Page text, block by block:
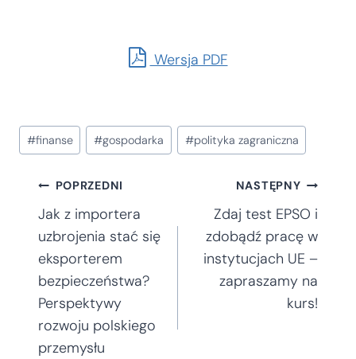
Wersja PDF
Tagi
wpisu:
#finanse #gospodarka #polityka zagraniczna
Nawigacja
wpisu
POPRZEDNI
Jak z importera
uzbrojenia stać się
eksporterem
bezpieczeństwa?
Perspektywy
rozwoju polskiego
przemysłu
NASTĘPNY
Zdaj test EPSO i
zdobądź pracę w
instytucjach UE –
zapraszamy na
kurs!